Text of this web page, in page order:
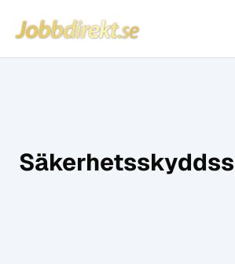
Hoppa till innehåll
Jobbdirekt